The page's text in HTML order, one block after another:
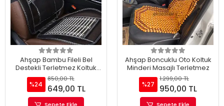
Ahşap Bambu Fileli Bel
Destekli Terletmez Koltuk
Minderi Tekli
%24
850,00 TL
649,00 TL
Ahşap Boncuklu Oto Koltuk
Minderi Masajlı Terletmez
%27
1.299,00 TL
950,00 TL